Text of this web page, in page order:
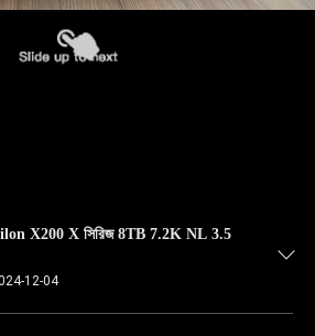
X200 X সিরিজ 8TB 7.2K NL 3.5
12-04